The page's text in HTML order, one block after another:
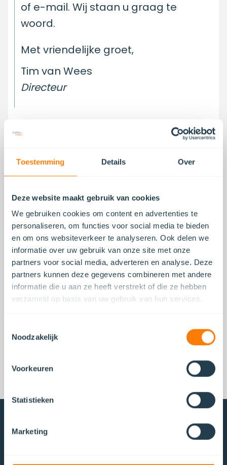
Toestemming Details Over
Deze website maakt gebruik van cookies
We gebruiken cookies om content en advertenties te
personaliseren, om functies voor social media te bieden
en om ons websiteverkeer te analyseren. Ook delen we
informatie over uw gebruik van onze site met onze
partners voor social media, adverteren en analyse. Deze
partners kunnen deze gegevens combineren met andere
informatie die u aan ze heeft verstrekt of die ze hebben
verzameld op basis van uw gebruik van hun services.
Noodzakelijk
Voorkeuren
Statistieken
Marketing
of e-mail. Wij staan u graag te
woord.
Met vriendelijke groet,
Tim van Wees
Directeur
+31 (0)20 54 737 10
info@sheldoninvest.nl
Adresgegevens
Herengracht 450
1017 CA Amsterdam
Maandag t/m vrijdag: 08:00 - 18:00